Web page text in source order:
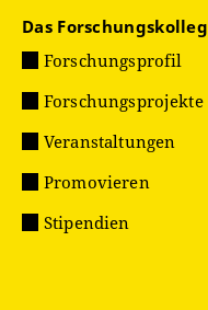
Das Forschungskolleg
Forschungsprofil
Forschungsprojekte
Veranstaltungen
Promovieren
Stipendien